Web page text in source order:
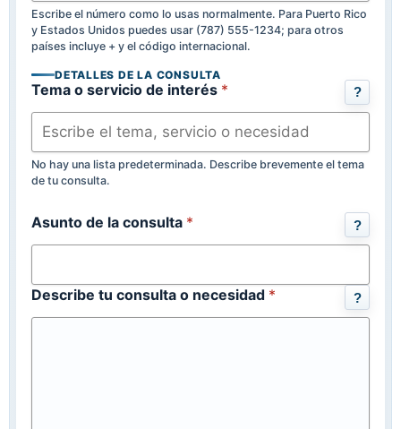
Escribe el número como lo usas normalmente. Para Puerto Rico
y Estados Unidos puedes usar (787) 555-1234; para otros
países incluye + y el código internacional.
DETALLES DE LA CONSULTA
Tema o servicio de interés * ?
No hay una lista predeterminada. Describe brevemente el tema
de tu consulta.
Asunto de la consulta * ?
Describe tu consulta o necesidad * ?